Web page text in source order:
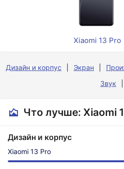
Xiaomi 13 Pro
Дизайн и корпус Экран
Звук
Что лучше: Xiaomi
Дизайн и корпус
Xiaomi 13 Pro